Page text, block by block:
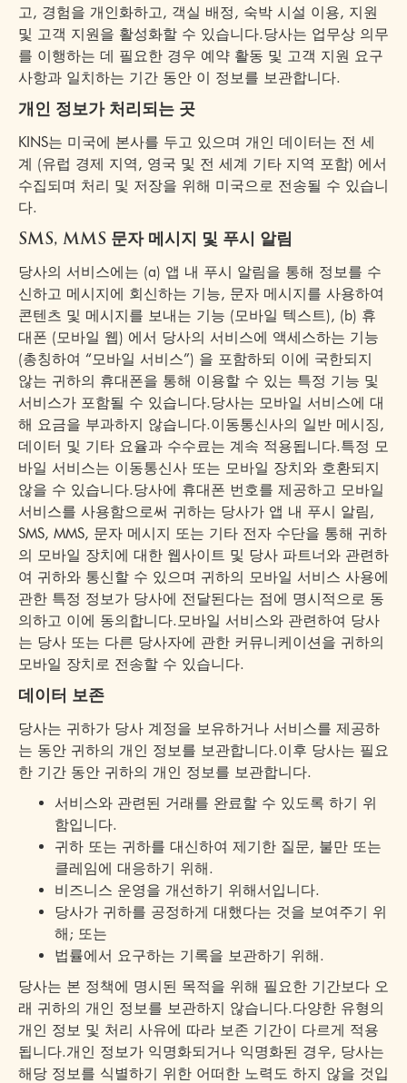
고, 경험을 개인화하고, 객실 배정, 숙박 시설 이용, 지원
및 고객 지원을 활성화할 수 있습니다.당사는 업무상 의무
를 이행하는 데 필요한 경우 예약 활동 및 고객 지원 요구
사항과 일치하는 기간 동안 이 정보를 보관합니다.
개인 정보가 처리되는 곳
KINS는 미국에 본사를 두고 있으며 개인 데이터는 전 세
계 (유럽 경제 지역, 영국 및 전 세계 기타 지역 포함) 에서
수집되며 처리 및 저장을 위해 미국으로 전송될 수 있습니
다.
SMS, MMS 문자 메시지 및 푸시 알림
당사의 서비스에는 (a) 앱 내 푸시 알림을 통해 정보를 수
신하고 메시지에 회신하는 기능, 문자 메시지를 사용하여
콘텐츠 및 메시지를 보내는 기능 (모바일 텍스트), (b) 휴
대폰 (모바일 웹) 에서 당사의 서비스에 액세스하는 기능
(총칭하여 “모바일 서비스”) 을 포함하되 이에 국한되지
않는 귀하의 휴대폰을 통해 이용할 수 있는 특정 기능 및
서비스가 포함될 수 있습니다.당사는 모바일 서비스에 대
해 요금을 부과하지 않습니다.이동통신사의 일반 메시징,
데이터 및 기타 요율과 수수료는 계속 적용됩니다.특정 모
바일 서비스는 이동통신사 또는 모바일 장치와 호환되지
않을 수 있습니다.당사에 휴대폰 번호를 제공하고 모바일
서비스를 사용함으로써 귀하는 당사가 앱 내 푸시 알림,
SMS, MMS, 문자 메시지 또는 기타 전자 수단을 통해 귀하
의 모바일 장치에 대한 웹사이트 및 당사 파트너와 관련하
여 귀하와 통신할 수 있으며 귀하의 모바일 서비스 사용에
관한 특정 정보가 당사에 전달된다는 점에 명시적으로 동
의하고 이에 동의합니다.모바일 서비스와 관련하여 당사
는 당사 또는 다른 당사자에 관한 커뮤니케이션을 귀하의
모바일 장치로 전송할 수 있습니다.
데이터 보존
당사는 귀하가 당사 계정을 보유하거나 서비스를 제공하
는 동안 귀하의 개인 정보를 보관합니다.이후 당사는 필요
한 기간 동안 귀하의 개인 정보를 보관합니다.
서비스와 관련된 거래를 완료할 수 있도록 하기 위
함입니다.
귀하 또는 귀하를 대신하여 제기한 질문, 불만 또는
클레임에 대응하기 위해.
비즈니스 운영을 개선하기 위해서입니다.
당사가 귀하를 공정하게 대했다는 것을 보여주기 위
해; 또는
법률에서 요구하는 기록을 보관하기 위해.
당사는 본 정책에 명시된 목적을 위해 필요한 기간보다 오
래 귀하의 개인 정보를 보관하지 않습니다.다양한 유형의
개인 정보 및 처리 사유에 따라 보존 기간이 다르게 적용
됩니다.개인 정보가 익명화되거나 익명화된 경우, 당사는
해당 정보를 식별하기 위한 어떠한 노력도 하지 않을 것입